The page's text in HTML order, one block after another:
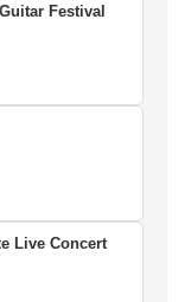
Festival
Live Concert